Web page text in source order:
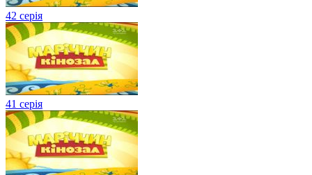
42 серія
41 серія